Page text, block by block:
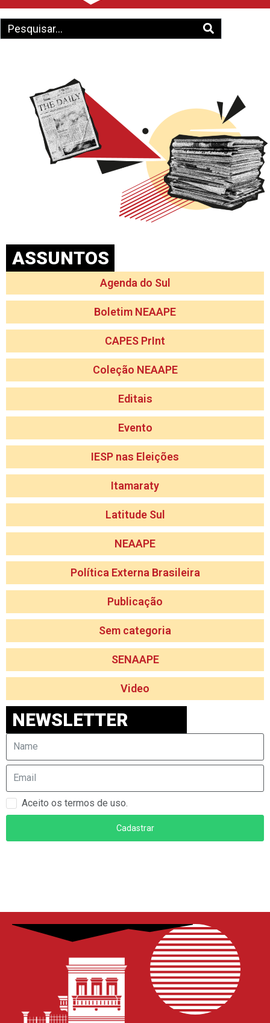
18 dezembro 2025 / NEAAPE
Temos a satisfação de informar que os Anais do
I Seminário Nacional Atores e Agendas de
Política Externa (SENAAPE) já estão disponíveis
para acesso e download gratuito. A publicação
ASSUNTOS
Agenda do Sul
Boletim NEAAPE
CAPES PrInt
Coleção NEAAPE
Editais
Evento
IESP nas Eleições
Itamaraty
Latitude Sul
NEAAPE
Política Externa Brasileira
Publicação
Sem categoria
SENAAPE
Video
NEWSLETTER
Aceito os termos de uso.
Cadastrar